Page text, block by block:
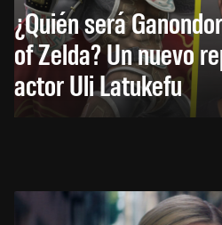
¿Quién será
of Zelda? Un nuevo
actor Uli Latukefu